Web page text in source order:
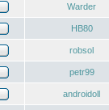
Warder
HB80
robsol
petr99
androidoll